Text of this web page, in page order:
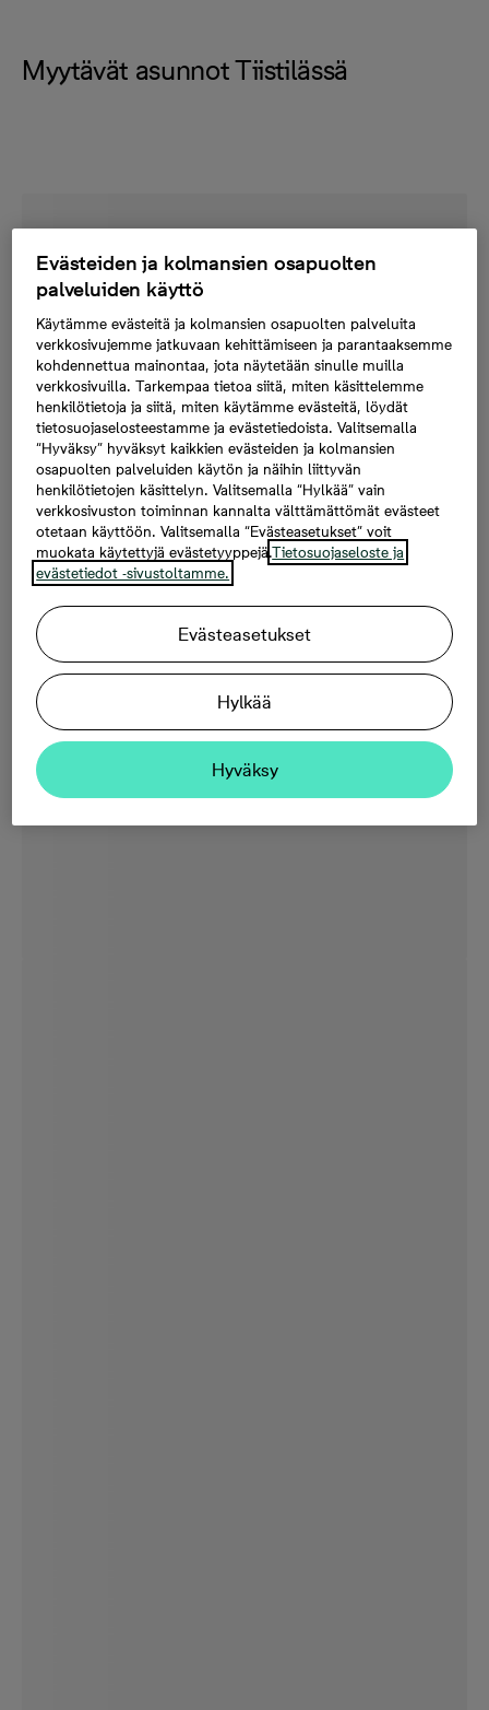
Myytävät asunnot Tiistilässä
Evästeiden ja kolmansien osapuolten
palveluiden käyttö
Käytämme evästeitä ja kolmansien osapuolten palveluita
verkkosivujemme jatkuvaan kehittämiseen ja parantaaksemme
kohdennettua mainontaa, jota näytetään sinulle muilla
verkkosivuilla. Tarkempaa tietoa siitä, miten käsittelemme
henkilötietoja ja siitä, miten käytämme evästeitä, löydät
tietosuojaselosteestamme ja evästetiedoista. Valitsemalla
“Hyväksy” hyväksyt kaikkien evästeiden ja kolmansien
osapuolten palveluiden käytön ja näihin liittyvän
henkilötietojen käsittelyn. Valitsemalla “Hylkää” vain
verkkosivuston toiminnan kannalta välttämättömät evästeet
otetaan käyttöön. Valitsemalla “Evästeasetukset” voit
muokata käytettyjä evästetyyppejä.Tietosuojaseloste ja
evästetiedot -sivustoltamme.
Evästeasetukset
Hylkää
Hyväksy